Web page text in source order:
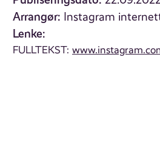
Arrangør: Instagram
Lenke:
FULLTEKST: